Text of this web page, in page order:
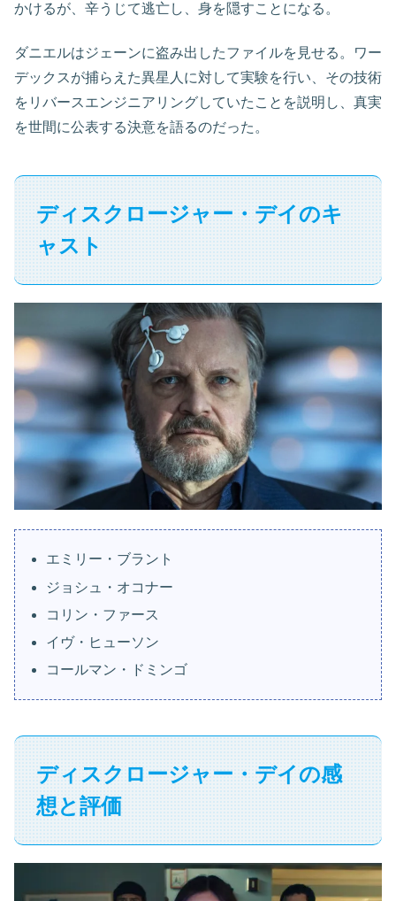
かけるが、辛うじて逃亡し、身を隠すことになる。
ダニエルはジェーンに盗み出したファイルを見せる。ワー
デックスが捕らえた異星人に対して実験を行い、その技術
をリバースエンジニアリングしていたことを説明し、真実
を世間に公表する決意を語るのだった。
ディスクロージャー・デイのキ
ャスト
エミリー・ブラント
ジョシュ・オコナー
コリン・ファース
イヴ・ヒューソン
コールマン・ドミンゴ
ディスクロージャー・デイの感
想と評価